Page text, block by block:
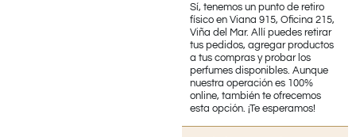
Sí, tenemos un punto de retiro
físico en Viana 915, Oficina 215,
Viña del Mar. Allí puedes retirar
tus pedidos, agregar productos
a tus compras y probar los
perfumes disponibles. Aunque
nuestra operación es 100%
online, también te ofrecemos
esta opción. ¡Te esperamos!